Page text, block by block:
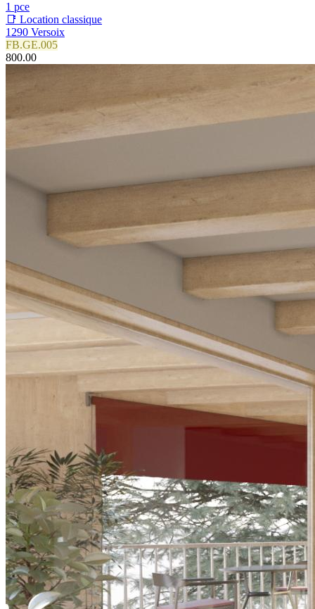
1 pce
📑 Location classique
1290 Versoix
FB.GE.005
800.00